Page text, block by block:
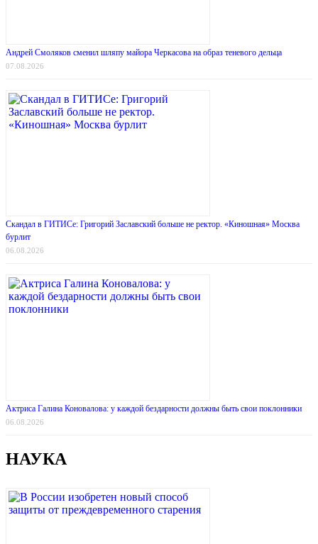
Андрей Смоляков сменил шляпу майора Черкасова на образ теневого дельца
07.08.2026
Скандал в ГИТИСе: Григорий Заславский больше не ректор. «Киношная» Москва
бурлит
06.08.2026
Актриса Галина Коновалова: у каждой бездарности должны быть свои поклонники
06.08.2026
НАУКА